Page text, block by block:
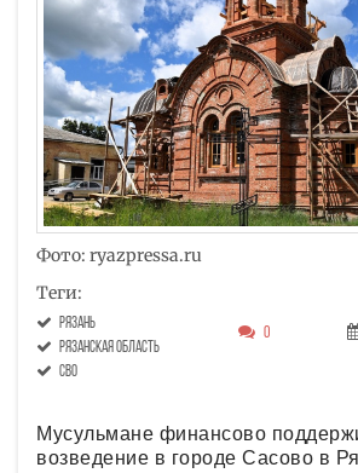
Фото: ryazpressa.ru
Теги:
Рязань
Рязанская область
СВО
0
Мусульмане финансово
возведение в городе Сасово в